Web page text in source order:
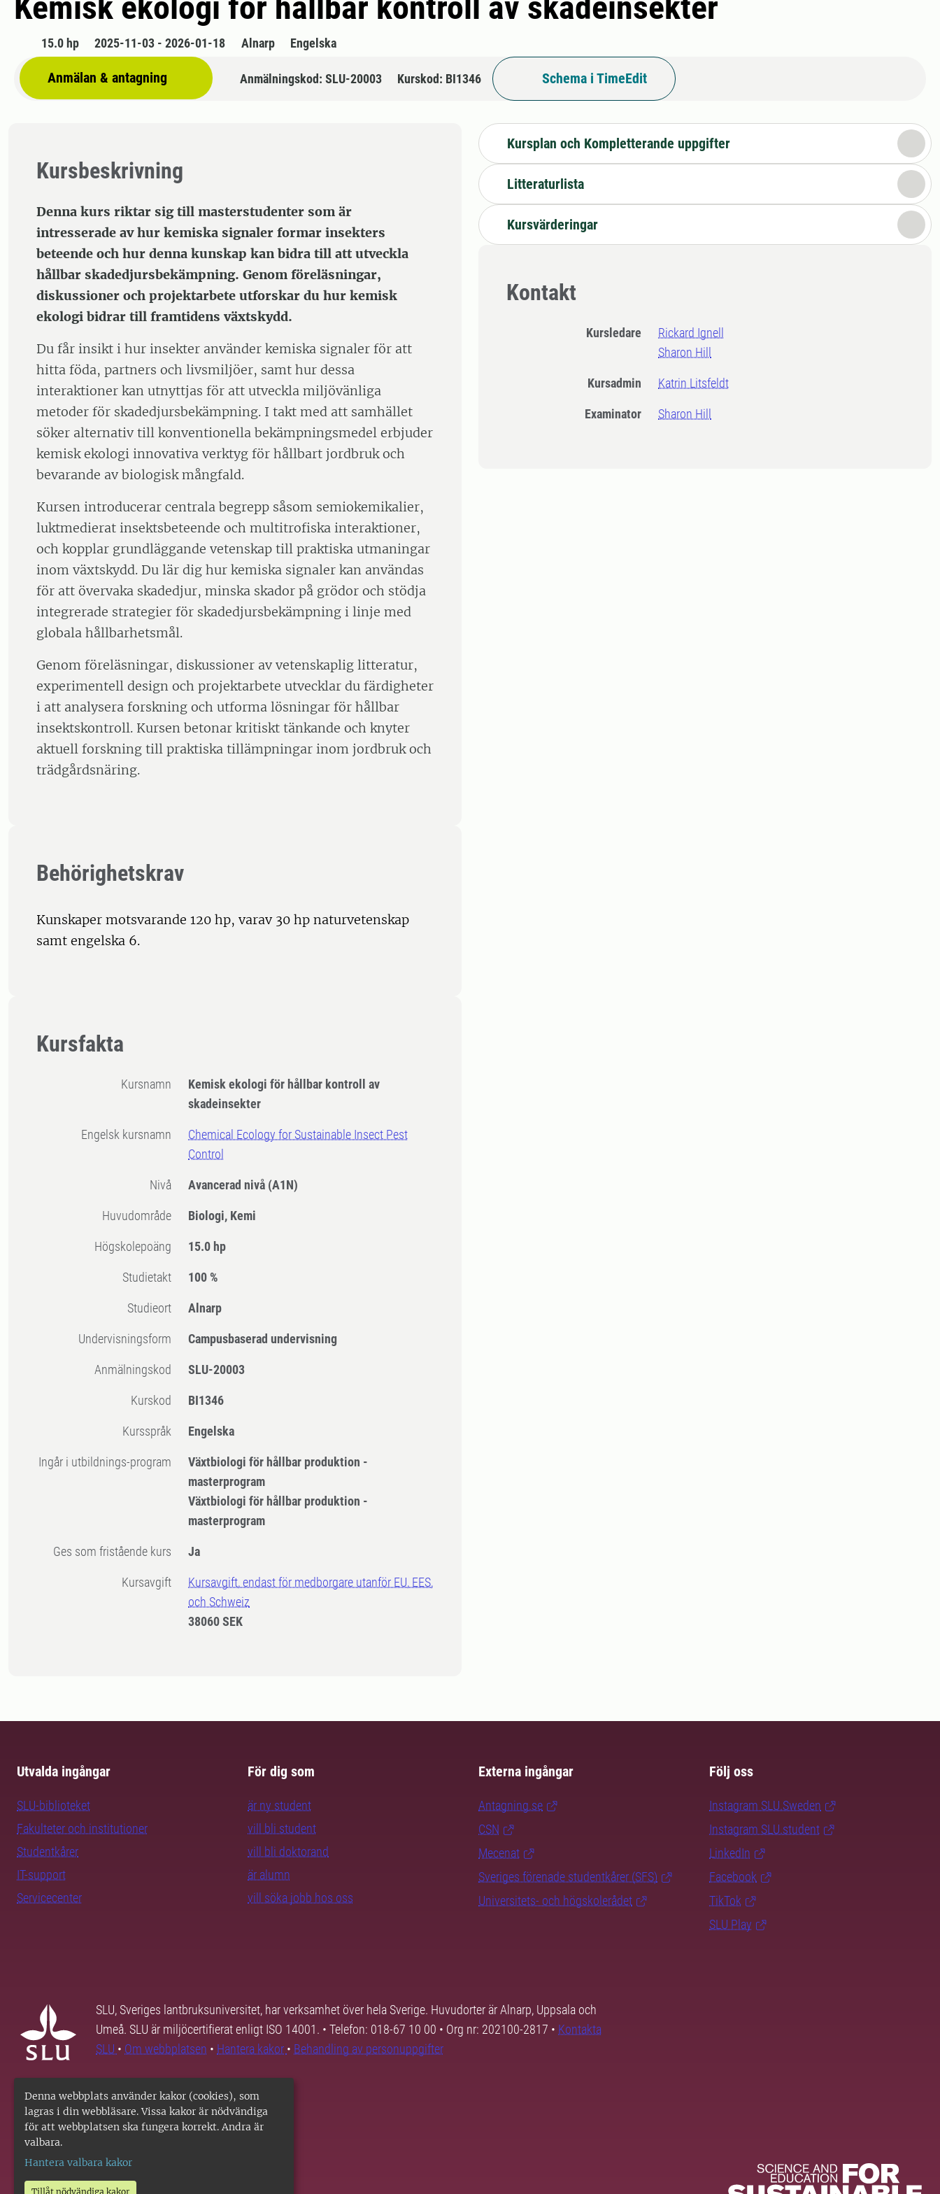
Denna webbplats använder kakor (cookies), som
lagras i din webbläsare. Vissa kakor är nödvändiga
för att webbplatsen ska fungera korrekt. Andra är
valbara.
Hantera valbara kakor
Tillåt nödvändiga kakor
15.0 hp 2025-11-03 - 2026-01-18 Alnarp Engelska
Anmälan & antagning Anmälningskod: SLU-20003 Kurskod: BI1346 Schema i TimeEdit
Kursbeskrivning
Denna kurs riktar sig till masterstudenter som är
intresserade av hur kemiska signaler formar insekters
beteende och hur denna kunskap kan bidra till att utveckla
hållbar skadedjursbekämpning. Genom föreläsningar,
diskussioner och projektarbete utforskar du hur kemisk
ekologi bidrar till framtidens växtskydd.
Du får insikt i hur insekter använder kemiska signaler för att
hitta föda, partners och livsmiljöer, samt hur dessa
interaktioner kan utnyttjas för att utveckla miljövänliga
metoder för skadedjursbekämpning. I takt med att samhället
söker alternativ till konventionella bekämpningsmedel erbjuder
kemisk ekologi innovativa verktyg för hållbart jordbruk och
bevarande av biologisk mångfald.
Kursen introducerar centrala begrepp såsom semiokemikalier,
luktmedierat insektsbeteende och multitrofiska interaktioner,
och kopplar grundläggande vetenskap till praktiska utmaningar
inom växtskydd. Du lär dig hur kemiska signaler kan användas
för att övervaka skadedjur, minska skador på grödor och stödja
integrerade strategier för skadedjursbekämpning i linje med
globala hållbarhetsmål.
Genom föreläsningar, diskussioner av vetenskaplig litteratur,
experimentell design och projektarbete utvecklar du färdigheter
i att analysera forskning och utforma lösningar för hållbar
insektskontroll. Kursen betonar kritiskt tänkande och knyter
aktuell forskning till praktiska tillämpningar inom jordbruk och
trädgårdsnäring.
Behörighetskrav
Kunskaper motsvarande 120 hp, varav 30 hp naturvetenskap
samt engelska 6.
Kursfakta
Kursnamn
Kemisk ekologi för hållbar kontroll av
skadeinsekter
Engelsk kursnamn
Chemical Ecology for Sustainable Insect Pest
Control
Nivå Avancerad nivå (A1N)
Huvudområde Biologi, Kemi
högskolepoäng 15.0 hp
Studietakt 100 %
Studieort Alnarp
Undervisningsform Campusbaserad undervisning
Anmälningskod SLU-20003
Kurskod BI1346
Kursspråk Engelska
Ingår i utbildnings-program
Växtbiologi för hållbar produktion -
masterprogram
Växtbiologi för hållbar produktion -
masterprogram
Ges som fristående kurs Ja
Kursavgift
Kursavgift, endast för medborgare utanför EU, EES,
och Schweiz
38060 SEK
Kursplan och Kompletterande uppgifter
Litteraturlista
Kursvärderingar
Kontakt
Kursledare
Rickard Ignell
Sharon Hill
Kursadmin Katrin Litsfeldt
Examinator Sharon Hill
Utvalda ingångar
SLU-biblioteket
Fakulteter och institutioner
Studentkårer
IT-support
Servicecenter
För dig som
är ny student
vill bli student
vill bli doktorand
är alumn
vill söka jobb hos oss
Externa ingångar
Antagning.se
CSN
Mecenat
Sveriges förenade studentkårer (SFS)
Universitets- och högskolerådet
Följ oss
Instagram SLU.Sweden
Instagram SLU.student
LinkedIn
Facebook
TikTok
SLU Play
SLU, Sveriges lantbruksuniversitet, har verksamhet över hela Sverige. Huvudorter är Alnarp, Uppsala och
Umeå. SLU är miljöcertifierat enligt ISO 14001. • Telefon: 018-67 10 00 • Org nr: 202100-2817 • Kontakta
SLU • Om webbplatsen • Hantera kakor • Behandling av personuppgifter